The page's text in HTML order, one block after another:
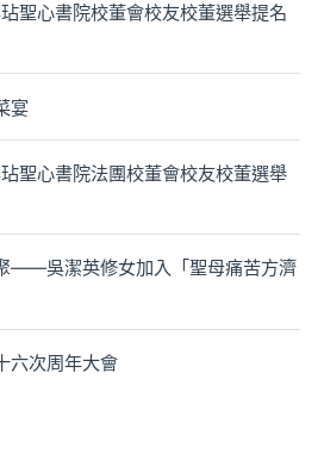
聖心書院校董會校友校董選舉提名
宴
聖心書院法團校董會校友校董選舉
——吳潔英修女加入「聖母痛苦方濟
六次周年大會